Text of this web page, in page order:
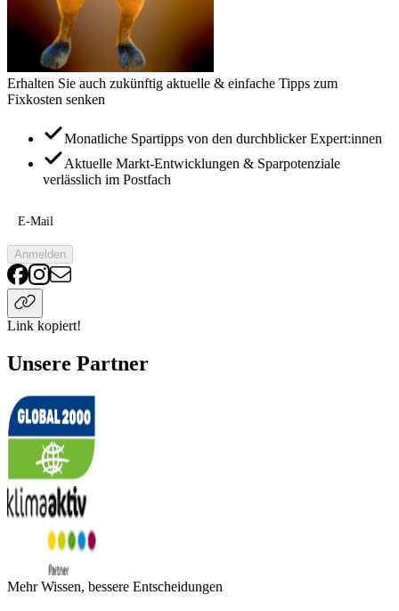
Erhalten Sie auch zukünftig aktuelle & einfache Tipps zum
Fixkosten senken
Monatliche Spartipps von den durchblicker Expert:innen
Aktuelle Markt-Entwicklungen & Sparpotenziale
verlässlich im Postfach
E-Mail
Anmelden
Link kopiert!
Unsere Partner
Mehr Wissen, bessere Entscheidungen